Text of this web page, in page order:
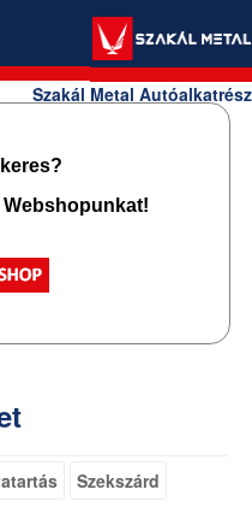
Szakál Metal Autóalkatrész
Szekszárd